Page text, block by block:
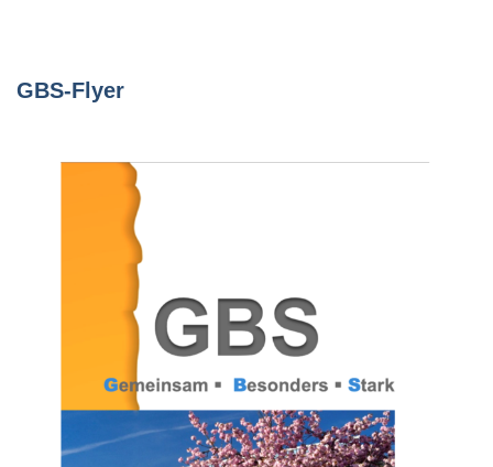
GBS-Flyer